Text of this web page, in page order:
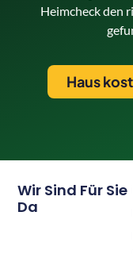
Heimcheck den
Haus
Wir Sind Für Sie
Da